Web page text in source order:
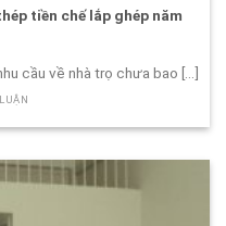
tiền chế lắp ghép năm
cầu về nhà trọ chưa bao [...]